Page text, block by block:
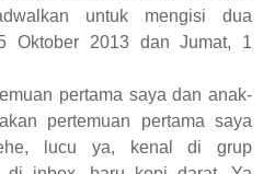
untuk mengisi dua
Oktober 2013 dan Jumat, 1
pertama saya dan anak-
pertemuan pertama saya
lucu ya, kenal di grup